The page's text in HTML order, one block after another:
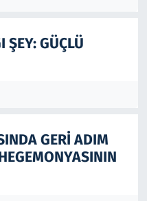
ŞEY: GÜÇLÜ
GERİ ADIM